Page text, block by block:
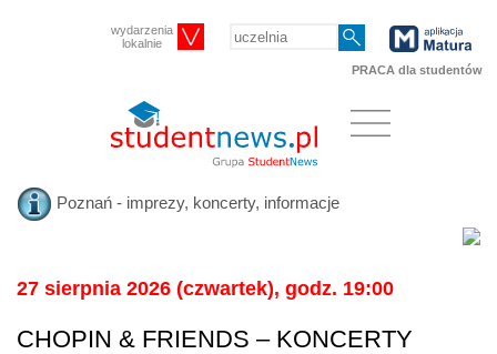
wydarzenia
lokalnie
PRACA dla studentów
Poznań - imprezy, koncerty, informacje
27 sierpnia 2026 (czwartek), godz. 19:00
CHOPIN & FRIENDS – KONCERTY